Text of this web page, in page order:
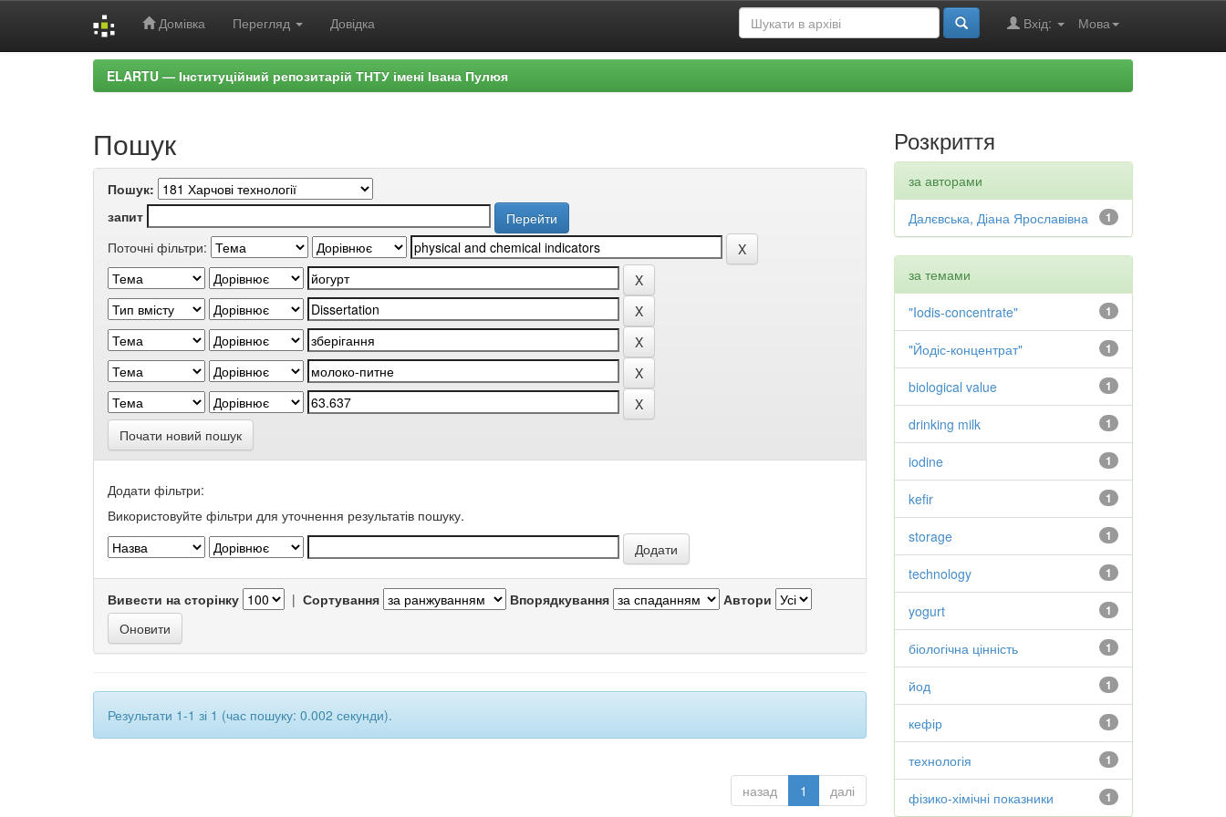
Домівка Перегляд Довідка Мова
Вхід:
ELARTU — Інституційний репозитарій ТНТУ імені Івана Пулюя
Пошук
Пошук:
запит
Поточні фільтри:
Почати новий пошук
Додати фільтри:
Використовуйте фільтри для уточнення результатів пошуку.
Вивести на сторінку | Сортування Впорядкування Автори
Результати 1-1 зі 1 (час пошуку: 0.002 секунди).
назад 1 далі
Розкриття
за авторами
1
Далєвська, Діана Ярославівна
за темами
1
"Iodis-concentrate"
1
"Йодіс-концентрат"
1
biological value
1
drinking milk
1
iodine
1
kefir
1
storage
1
technology
1
yogurt
1
біологічна цінність
1
йод
1
кефір
1
технологія
1
фізико-хімічні показники